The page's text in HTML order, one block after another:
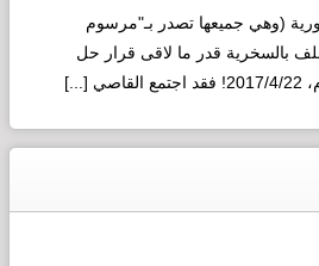
(وهي جميعها تصدر بـ"مرسوم
بالسخرية قدر ما لاقى قرار حل